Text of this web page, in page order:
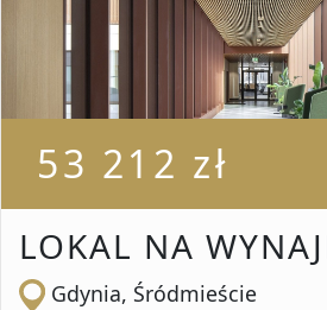
Liczba pokoi od
Liczba pokoi do
53 212 zł
LOKAL NA
Gdynia, Śródmieście